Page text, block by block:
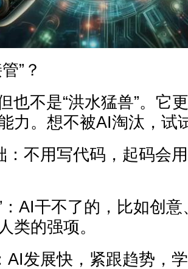
”？
也不是“洪水猛兽”。它
力。想不被AI淘汰，试
：不用写代码，起码会
：AI干不了的，比如创
类的强项。
AI发展快，紧跟趋势，